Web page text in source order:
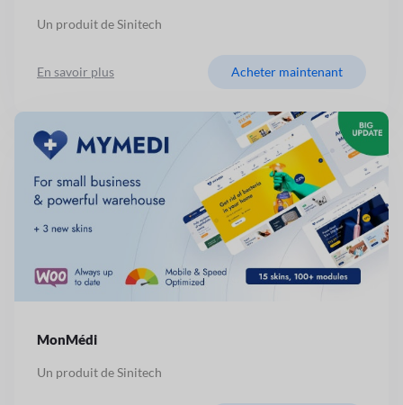
Un produit de Sinitech
En savoir plus Acheter maintenant
MonMédi
Un produit de Sinitech